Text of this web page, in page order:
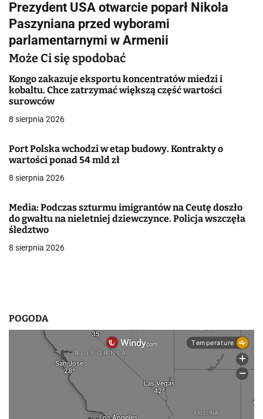
g
a
c
j
a
p
i
u
Prezydent USA otwarcie poparł Nikola
Paszyniana przed wyborami
parlamentarnymi w Armenii
Może Ci się spodobać
Kongo zakazuje eksportu koncentratów miedzi i
kobaltu. Chce zatrzymać większą część wartości
surowców
8 sierpnia 2026
Port Polska wchodzi w etap budowy. Kontrakty o
wartości ponad 54 mld zł
8 sierpnia 2026
Media: Podczas szturmu imigrantów na Ceutę doszło
do gwałtu na nieletniej dziewczynce. Policja wszczęła
śledztwo
8 sierpnia 2026
POGODA